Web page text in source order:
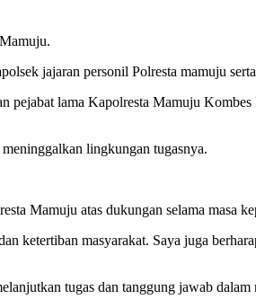
jajaran personil Polresta mamuju
pejabat lama Kapolresta Mamuju
lingkungan tugasnya.
Mamuju atas dukungan selama masa
ketertiban masyarakat. Saya juga
tugas dan tanggung jawab